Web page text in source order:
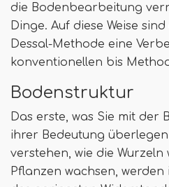
die Bodenbearbeitung
Dinge. Auf diese Weise
Dessal-Methode eine
konventionellen bis
Bodenstruktur
Das erste, was Sie mit der
ihrer Bedeutung
verstehen, wie die Wurzeln
Pflanzen wachsen, werden